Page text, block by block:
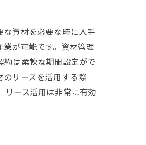
資材を必要な時に入手
が可能です。資材管理
は柔軟な期間設定がで
リースを活用する際
リース活用は非常に有効